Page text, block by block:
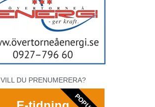
VILL DU PRENUMERERA?